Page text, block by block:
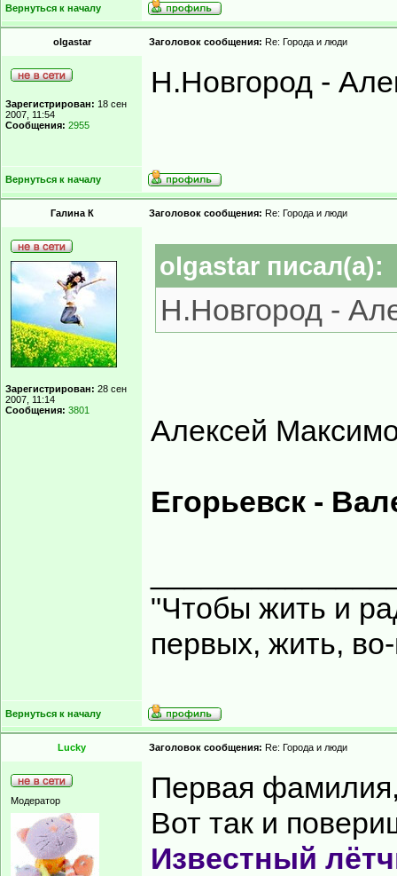
Вернуться к началу
olgastar Заголовок сообщения: Re: Города и люди
Зарегистрирован: 18 сен
2007, 11:54
Сообщения: 2955
Н.Новгород -
Вернуться к началу
Галина К Заголовок сообщения: Re: Города и люди
Зарегистрирован: 28 сен
2007, 11:14
Сообщения: 3801
olgastar писал(а):
Н.Новгород -
Алексей
Егорьевск -
"Чтобы жить и
первых, жить,
Вернуться к началу
Lucky Заголовок сообщения: Re: Города и люди
Модератор
Первая
Вот так и
Известный